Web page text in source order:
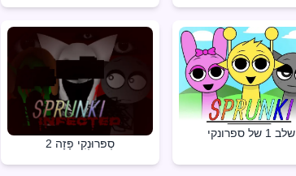
סְפּרוּנְקִי פָּזָה 2
שלב 1 של ספרונקי